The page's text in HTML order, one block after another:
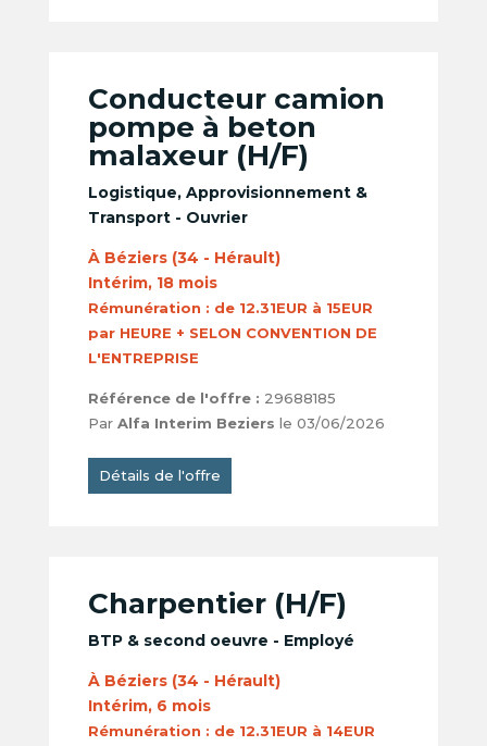
Conducteur camion
pompe à beton
malaxeur (H/F)
Logistique, Approvisionnement &
Transport - Ouvrier
À Béziers (34 - Hérault)
Intérim, 18 mois
Rémunération : de 12.31EUR à 15EUR
par HEURE + SELON CONVENTION DE
L'ENTREPRISE
Référence de l'offre : 29688185
Par Alfa Interim Beziers le 03/06/2026
Détails de l'offre
Charpentier (H/F)
BTP & second oeuvre - Employé
À Béziers (34 - Hérault)
Intérim, 6 mois
Rémunération : de 12.31EUR à 14EUR